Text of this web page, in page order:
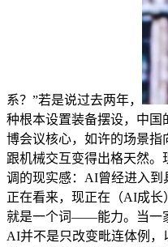
系？”若是说过去两年，
种根本设置装备摆设，中国
博会议核心，如许的场景
跟机械交互变得出格天然
调的现实感：AI曾经进入到
正在看来，现正在（AI成长
就是一个词——能力。当一
AI并不是只改变毗连体例，